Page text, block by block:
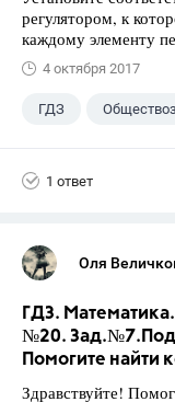
регулятором, к
каждому элементу
4 октября 2017
ГДЗ
1 ответ
Оля
ГДЗ.
№20. Зад.№7.Под
Помогите найти
Здравствуйте!